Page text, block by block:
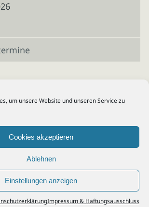
um unsere Website und unseren Service zu
Cookies akzeptieren
Ablehnen
Einstellungen anzeigen
Impressum & Haftungsausschluss
Köln - Steuerberatung Poll, Porz, Deutz, Mülheim,